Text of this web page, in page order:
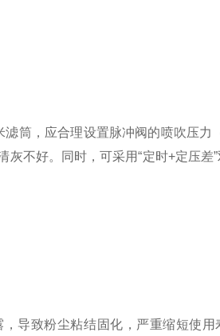
，应合理设置脉冲阀的喷吹压力
不好。同时，可采用“定时+定压
致粉尘粘结固化，严重缩短使用